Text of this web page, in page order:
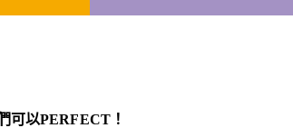
可以PERFECT！